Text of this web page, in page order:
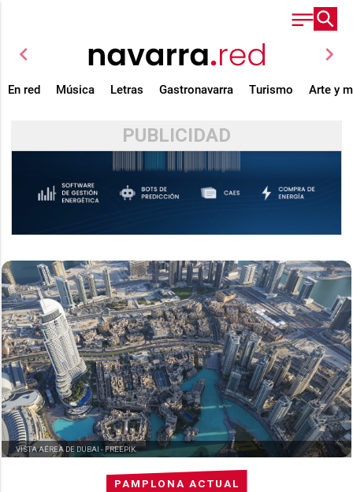
chevron_left chevron_right
En red Música Letras Gastronavarra Turismo Arte y
PUBLICIDAD
PAMPLONA ACTUAL
VISTA AÉREA DE DUBAI -FREEPIK